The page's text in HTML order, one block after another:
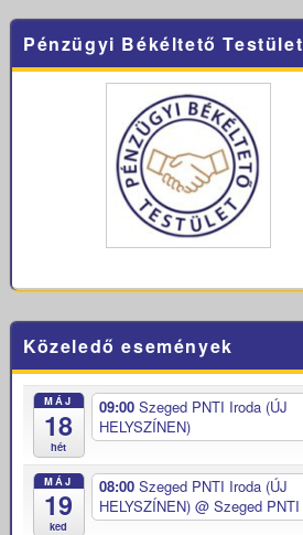
Pénzügyi Békéltető Testület
Közeledő események
MÁJ
18
hét
09:00 Szeged PNTI Iroda (ÚJ
HELYSZÍNEN)
MÁJ
19
ked
08:00 Szeged PNTI Iroda (ÚJ
HELYSZÍNEN) @ Szeged PNTI